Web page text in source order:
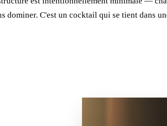
dominer. C'est un cocktail qui se tient dans